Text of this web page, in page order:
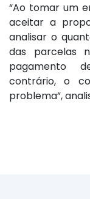
“Ao tomar um
aceitar a
analisar o
das parcelas
pagamento
contrário, o
problema”,